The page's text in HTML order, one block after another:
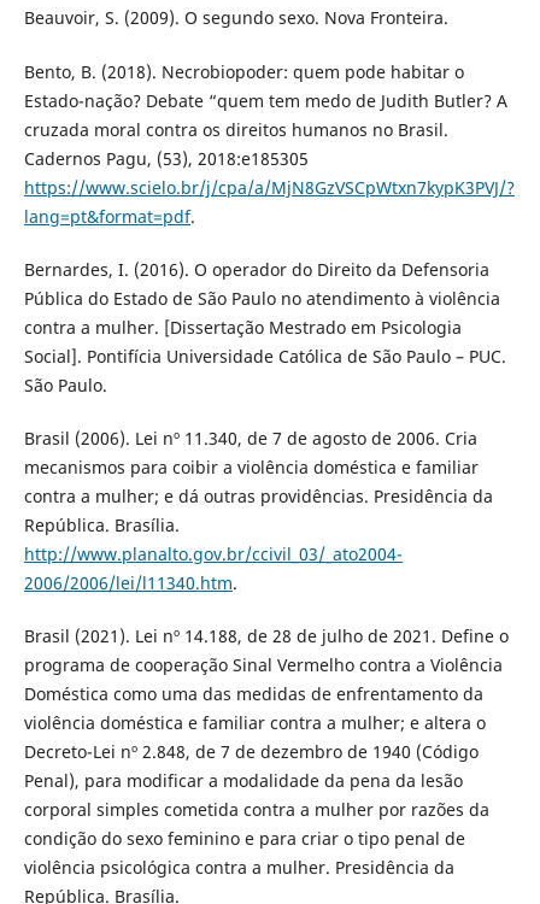
Beauvoir, S. (2009). O segundo sexo. Nova Fronteira.
Bento, B. (2018). Necrobiopoder: quem pode habitar o
Estado-nação? Debate “quem tem medo de Judith Butler? A
cruzada moral contra os direitos humanos no Brasil.
Cadernos Pagu, (53), 2018:e185305
https://www.scielo.br/j/cpa/a/MjN8GzVSCpWtxn7kypK3PVJ/?
lang=pt&format=pdf.
Bernardes, I. (2016). O operador do Direito da Defensoria
Pública do Estado de São Paulo no atendimento à violência
contra a mulher. [Dissertação Mestrado em Psicologia
Social]. Pontifícia Universidade Católica de São Paulo – PUC.
São Paulo.
Brasil (2006). Lei nº 11.340, de 7 de agosto de 2006. Cria
mecanismos para coibir a violência doméstica e familiar
contra a mulher; e dá outras providências. Presidência da
República. Brasília.
http://www.planalto.gov.br/ccivil_03/_ato2004-
2006/2006/lei/l11340.htm.
Brasil (2021). Lei nº 14.188, de 28 de julho de 2021. Define o
programa de cooperação Sinal Vermelho contra a Violência
Doméstica como uma das medidas de enfrentamento da
violência doméstica e familiar contra a mulher; e altera o
Decreto-Lei nº 2.848, de 7 de dezembro de 1940 (Código
Penal), para modificar a modalidade da pena da lesão
corporal simples cometida contra a mulher por razões da
condição do sexo feminino e para criar o tipo penal de
violência psicológica contra a mulher. Presidência da
República. Brasília.